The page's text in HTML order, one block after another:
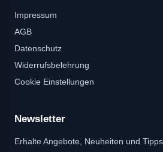
Impressum
AGB
Datenschutz
Widerrufsbelehrung
Cookie Einstellungen
Newsletter
Erhalte Angebote, Neuheiten und